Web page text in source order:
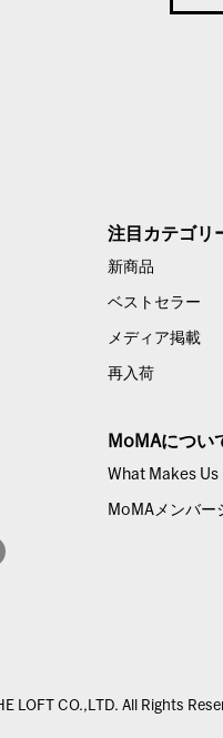
注目カテゴリ
新商品
ベストセラー
メディア掲載
再入荷
MoMAについ
What Makes
MoMAメンバー
LOFT CO.,LTD. All Rights